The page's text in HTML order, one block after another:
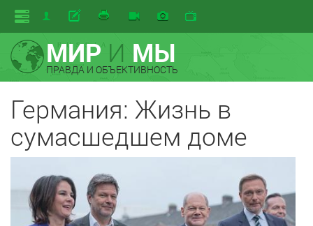
МИРИ МЫ
ПРАВДА И ОБЪЕКТИВНОСТЬ
Германия: Жизнь в
сумасшедшем доме